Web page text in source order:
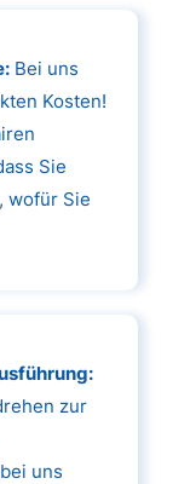
Bei uns
Kosten!
Sie
wofür Sie
zur
uns